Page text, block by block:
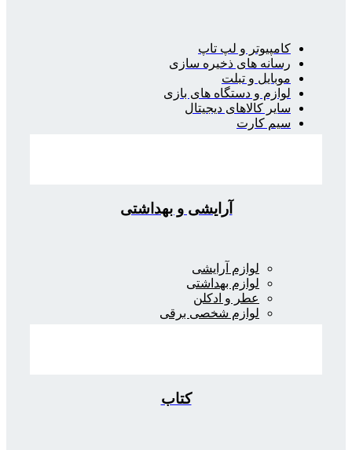
کامپیوتر و لپ تاپ
رسانه های ذخیره سازی
موبایل و تبلت
لوازم و دستگاه های بازی
سایر کالاهای دیجیتال
سیم کارت
آرایشی و بهداشتی
لوازم آرایشی
لوازم بهداشتی
عطر و ادکلن
لوازم شخصی برقی
کتاب